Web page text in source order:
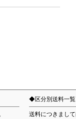
◆区分別送料一覧
送料につきまし